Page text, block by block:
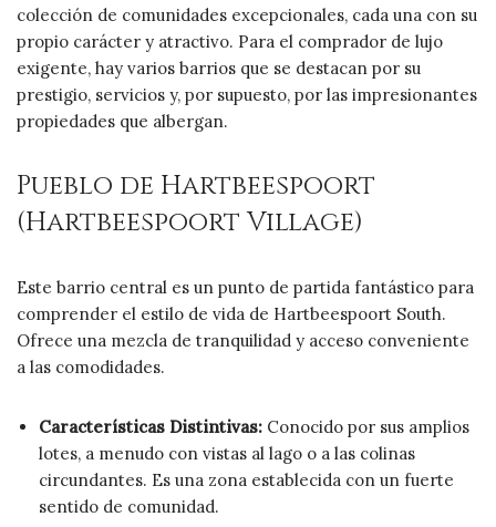
colección de comunidades excepcionales, cada una con su
propio carácter y atractivo. Para el comprador de lujo
exigente, hay varios barrios que se destacan por su
prestigio, servicios y, por supuesto, por las impresionantes
propiedades que albergan.
Pueblo de Hartbeespoort
(Hartbeespoort Village)
Este barrio central es un punto de partida fantástico para
comprender el estilo de vida de Hartbeespoort South.
Ofrece una mezcla de tranquilidad y acceso conveniente
a las comodidades.
Características Distintivas: Conocido por sus amplios
lotes, a menudo con vistas al lago o a las colinas
circundantes. Es una zona establecida con un fuerte
sentido de comunidad.